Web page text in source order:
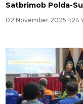
Satbrimob Polda-
02 November 2025 1:24